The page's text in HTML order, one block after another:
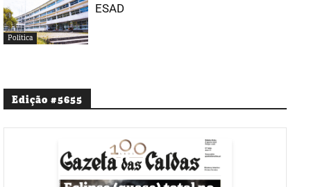
Política
ESAD
Edição #5655